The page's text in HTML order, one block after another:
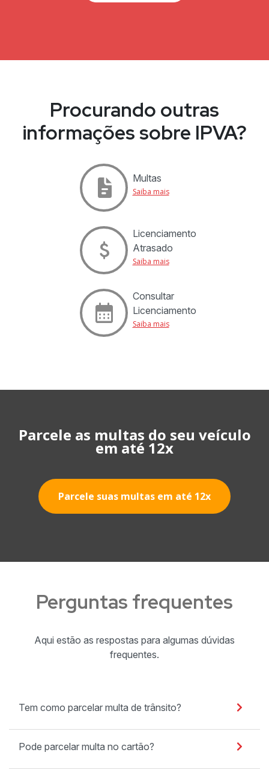
Procurando outras
informações sobre IPVA?
Multas
Saiba mais
Licenciamento
Atrasado
Saiba mais
Consultar
Licenciamento
Saiba mais
Parcele as multas do seu veículo
em até 12x
Parcele suas multas em até 12x
Perguntas frequentes
Aqui estão as respostas para algumas dúvidas
frequentes.
Tem como parcelar multa de trânsito?
Pode parcelar multa no cartão?